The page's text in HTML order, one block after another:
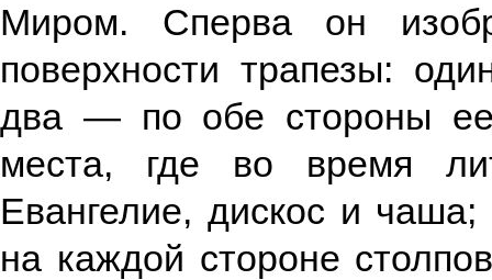
Миром. Сперва он
поверхности трапезы:
два — по обе стороны ее
места, где во время
Евангелие, дискос и
на каждой стороне